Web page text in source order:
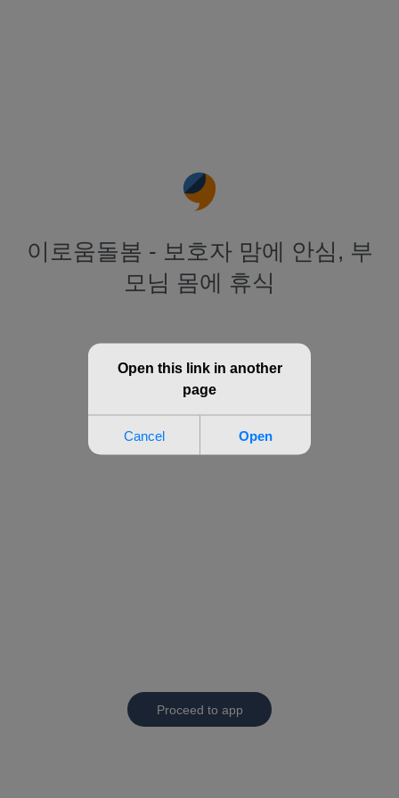
이로움돌봄 - 보호자 맘에 안심, 부
모님 몸에 휴식
Proceed to app